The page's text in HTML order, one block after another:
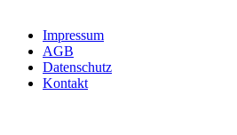
Impressum
AGB
Datenschutz
Kontakt